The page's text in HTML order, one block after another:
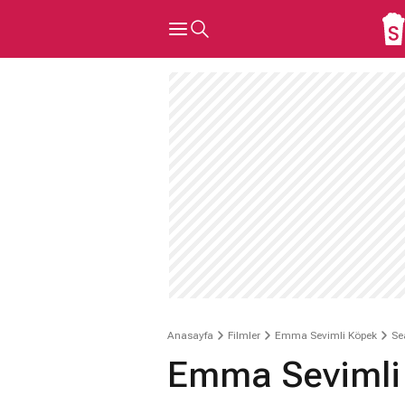
Anasayfa Filmler Emma Sevimli Köpek
Emma